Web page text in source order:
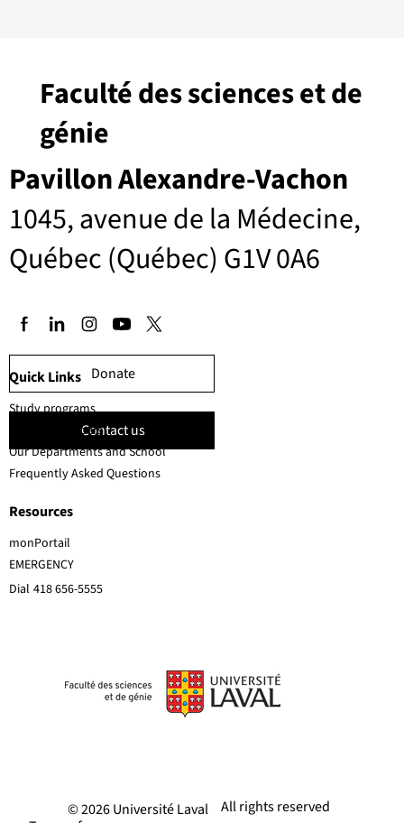
Pavillon Alexandre-Vachon
1045, avenue de la Médecine,
Québec (Québec) G1V 0A6
Faculté des sciences et de
génie
Donate
Contact us
EMERGENCY
Dial 418 656-5555
Quick Links
Resources
Study programs
Faculty members
Our Departments and School
Frequently Asked Questions
monPortail
All rights reserved
© 2026 Université Laval